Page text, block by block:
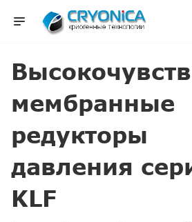
мембранные
редукторы
давления
KLF